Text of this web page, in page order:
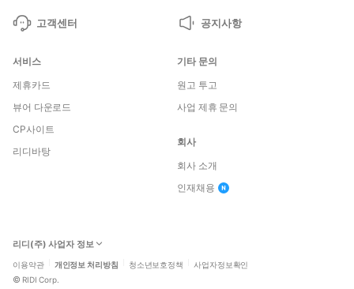
뛰어난 수사력을 지녔지만 괴팍한 성격으로 유명한 수사관 아나 돌
이다. 두 사람은 시시각각 다가오는 위험 속에서, 이 살인 사건 속
에 숨겨진 거대한 음모를 파헤쳐 나가야 한다!
고객센터 공지사항
서비스
제휴카드
뷰어 다운로드
CP사이트
리디바탕
기타 문의
원고 투고
사업 제휴 문의
회사
회사 소개
인재채용
리디(주) 사업자 정보
이용약관 개인정보 처리방침 청소년보호정책 사업자정보확인
© RIDI Corp.